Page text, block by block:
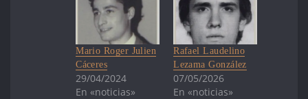
Mario Roger Julien
Cáceres
29/04/2024
En «noticias»
Rafael Laudelino
Lezama González
07/05/2026
En «noticias»